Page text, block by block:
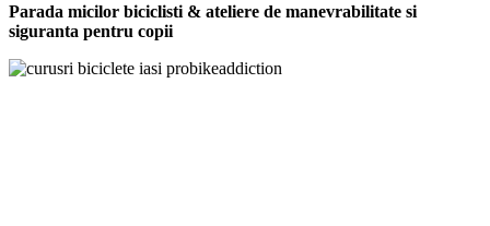
Parada micilor biciclisti & ateliere de manevrabilitate si
siguranta pentru copii